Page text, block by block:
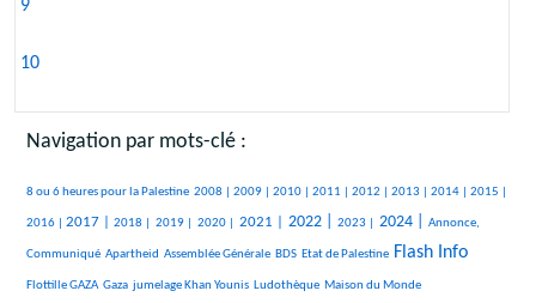
9
10
Navigation par mots-clé :
444/2417
8 ou 6 heures pour la Palestine
95/2417 2008 |
289/2417 2009 |
240/2417 2010 |
333/2417 2011 |
216/2417 2012 |
279/2417 2013 |
158/2417 2014 |
122/2417 2015 |
343/2417
2016 |
557/2417
2017 |
191/2417 2018 |
118/2417 2019 |
106/2417 2020 |
772/2417 2021 |
865/2417 2022 |
370/2417 2023 |
855/2417 2024 |
318/2417 Annonce,
Communiqué
22/2417 Apartheid
23/2417 Assemblée Générale
149/2417 BDS
36/2417 Etat de Palestine
1249/2417 Flash Info
49/2417
Flottille GAZA
296/2417 Gaza
215/2417 jumelage Khan Younis
327/2417 Ludothèque
33/2417 Maison du Monde
952/2417